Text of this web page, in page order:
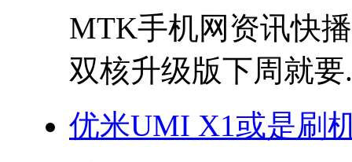
MTK手机网资讯快
双核升级版下周就要
优米UMI X1或是刷